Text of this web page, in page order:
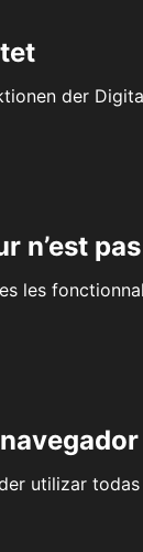
der
n’est
les
utilizar